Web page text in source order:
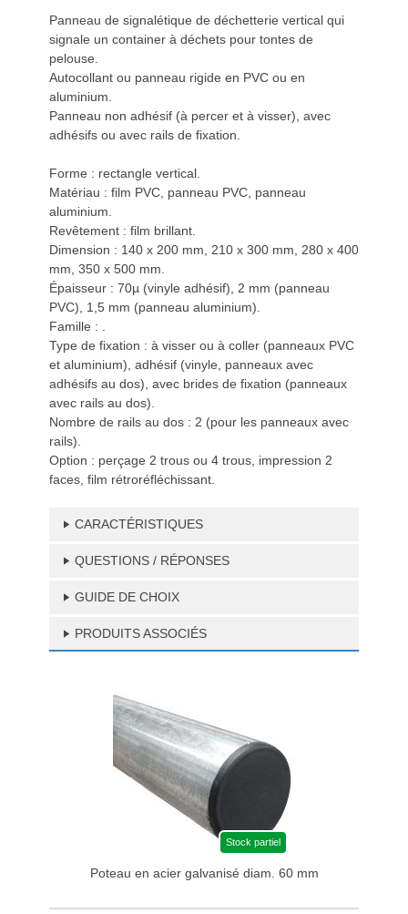
Panneau de signalétique de déchetterie vertical qui
signale un container à déchets pour tontes de
pelouse.
Autocollant ou panneau rigide en PVC ou en
aluminium.
Panneau non adhésif (à percer et à visser), avec
adhésifs ou avec rails de fixation.
Forme : rectangle vertical.
Matériau : film PVC, panneau PVC, panneau
aluminium.
Revêtement : film brillant.
Dimension : 140 x 200 mm, 210 x 300 mm, 280 x 400
mm, 350 x 500 mm.
Épaisseur : 70µ (vinyle adhésif), 2 mm (panneau
PVC), 1,5 mm (panneau aluminium).
Famille : .
Type de fixation : à visser ou à coller (panneaux PVC
et aluminium), adhésif (vinyle, panneaux avec
adhésifs au dos), avec brides de fixation (panneaux
avec rails au dos).
Nombre de rails au dos : 2 (pour les panneaux avec
rails).
Option : perçage 2 trous ou 4 trous, impression 2
faces, film rétroréfléchissant.
CARACTÉRISTIQUES
QUESTIONS / RÉPONSES
GUIDE DE CHOIX
PRODUITS ASSOCIÉS
Stock partiel
Poteau en acier galvanisé diam. 60 mm